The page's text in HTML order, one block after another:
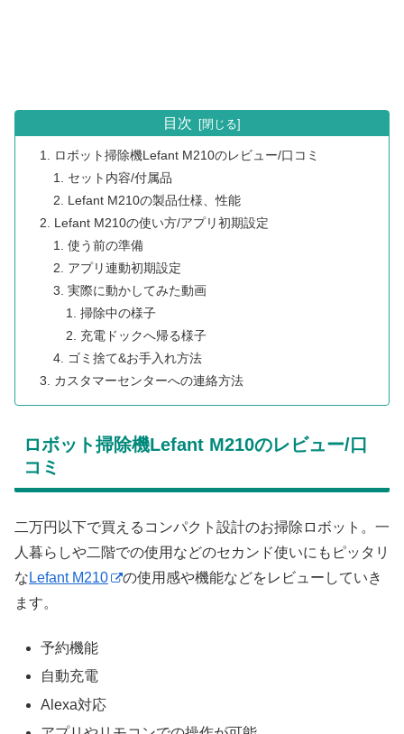
目次
ロボット掃除機Lefant M210のレビュー/口コミ
セット内容/付属品
Lefant M210の製品仕様、性能
Lefant M210の使い方/アプリ初期設定
使う前の準備
アプリ連動初期設定
実際に動かしてみた動画
掃除中の様子
充電ドックへ帰る様子
ゴミ捨て&お手入れ方法
カスタマーセンターへの連絡方法
ロボット掃除機Lefant M210のレビュー/口
コミ
二万円以下で買えるコンパクト設計のお掃除ロボット。一
人暮らしや二階での使用などのセカンド使いにもピッタリ
な Lefant M210
の使用感や機能などをレビューしていき
ます。
予約機能
自動充電
Alexa対応